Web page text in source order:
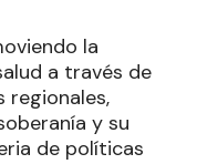
la
a través de
regionales,
y su
de políticas